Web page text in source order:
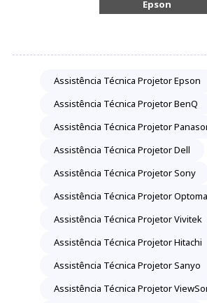
Epson
Assistência Técnica Projetor Epson
Assistência Técnica Projetor BenQ
Assistência Técnica Projetor
Assistência Técnica Projetor Dell
Assistência Técnica Projetor Sony
Assistência Técnica Projetor Optoma
Assistência Técnica Projetor Vivitek
Assistência Técnica Projetor Hitachi
Assistência Técnica Projetor Sanyo
Assistência Técnica Projetor